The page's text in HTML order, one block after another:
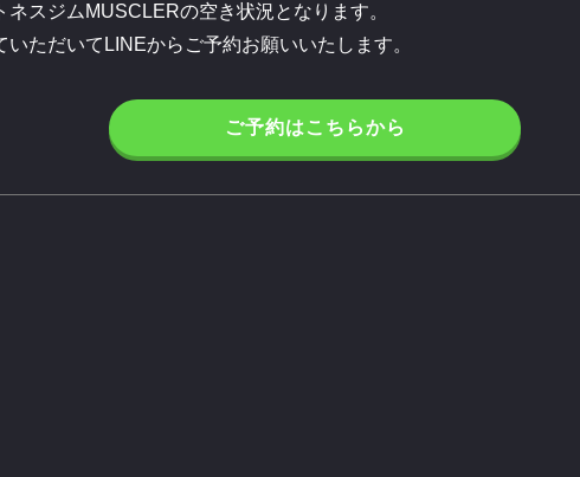
スジムMUSCLERの空き状況となります。
ただいてLINEからご予約お願いいたします。
ご予約はこちらから